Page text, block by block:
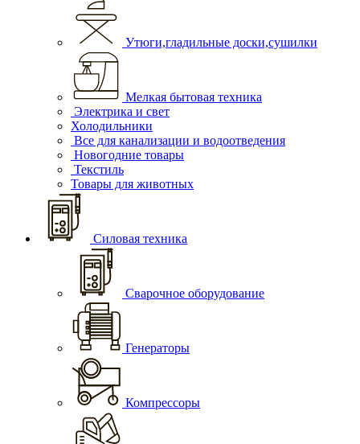
Утюги,гладильные доски,сушилки
Мелкая бытовая техника
Электрика и свет
Холодильники
Все для канализации и водоотведения
Новогодние товары
Текстиль
Товары для животных
Силовая техника
Сварочное оборудование
Генераторы
Компрессоры